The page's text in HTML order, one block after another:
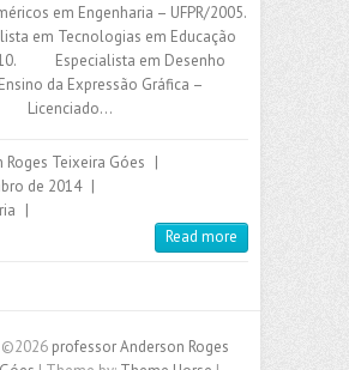
em Engenharia – UFPR/2005.
em Tecnologias em Educação
Especialista em Desenho
da Expressão Gráfica –
Licenciado…
Roges Teixeira Góes |
de 2014 |
|
Read more
©2026 professor Anderson Roges